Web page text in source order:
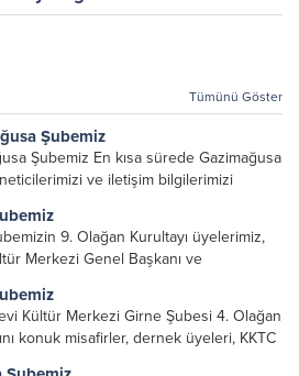
Tümünü Göster
Şubemiz
Şubemiz En kısa sürede Gazimağusa
ve iletişim bilgilerimizi
9. Olağan Kurultayı üyelerimiz,
Merkezi Genel Başkanı ve
ile gerçekleşti. Önceki dönemde görev
veren, katkı koyan cümle canların...
Kültür Merkezi Girne Şubesi 4. Olağan
konuk misafirler, dernek üyeleri, KKTC